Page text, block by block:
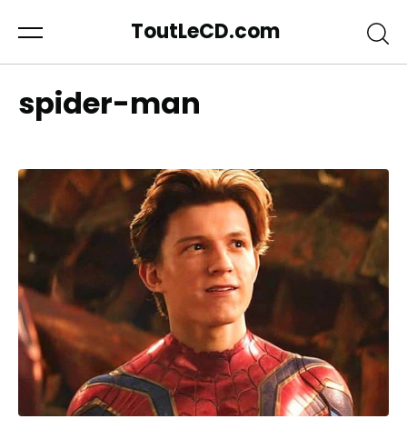
ToutLeCD.com
spider-man